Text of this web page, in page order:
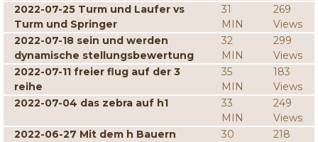
2022-07-25 Turm und Laufer vs
Turm und Springer
31
MIN
269
Views
2022-07-18 sein und werden
dynamische stellungsbewertung
32
MIN
299
Views
2022-07-11 freier flug auf der 3
reihe
35
MIN
183
Views
2022-07-04 das zebra auf h1
33
MIN
249
Views
2022-06-27 Mit dem h Bauern
30
218